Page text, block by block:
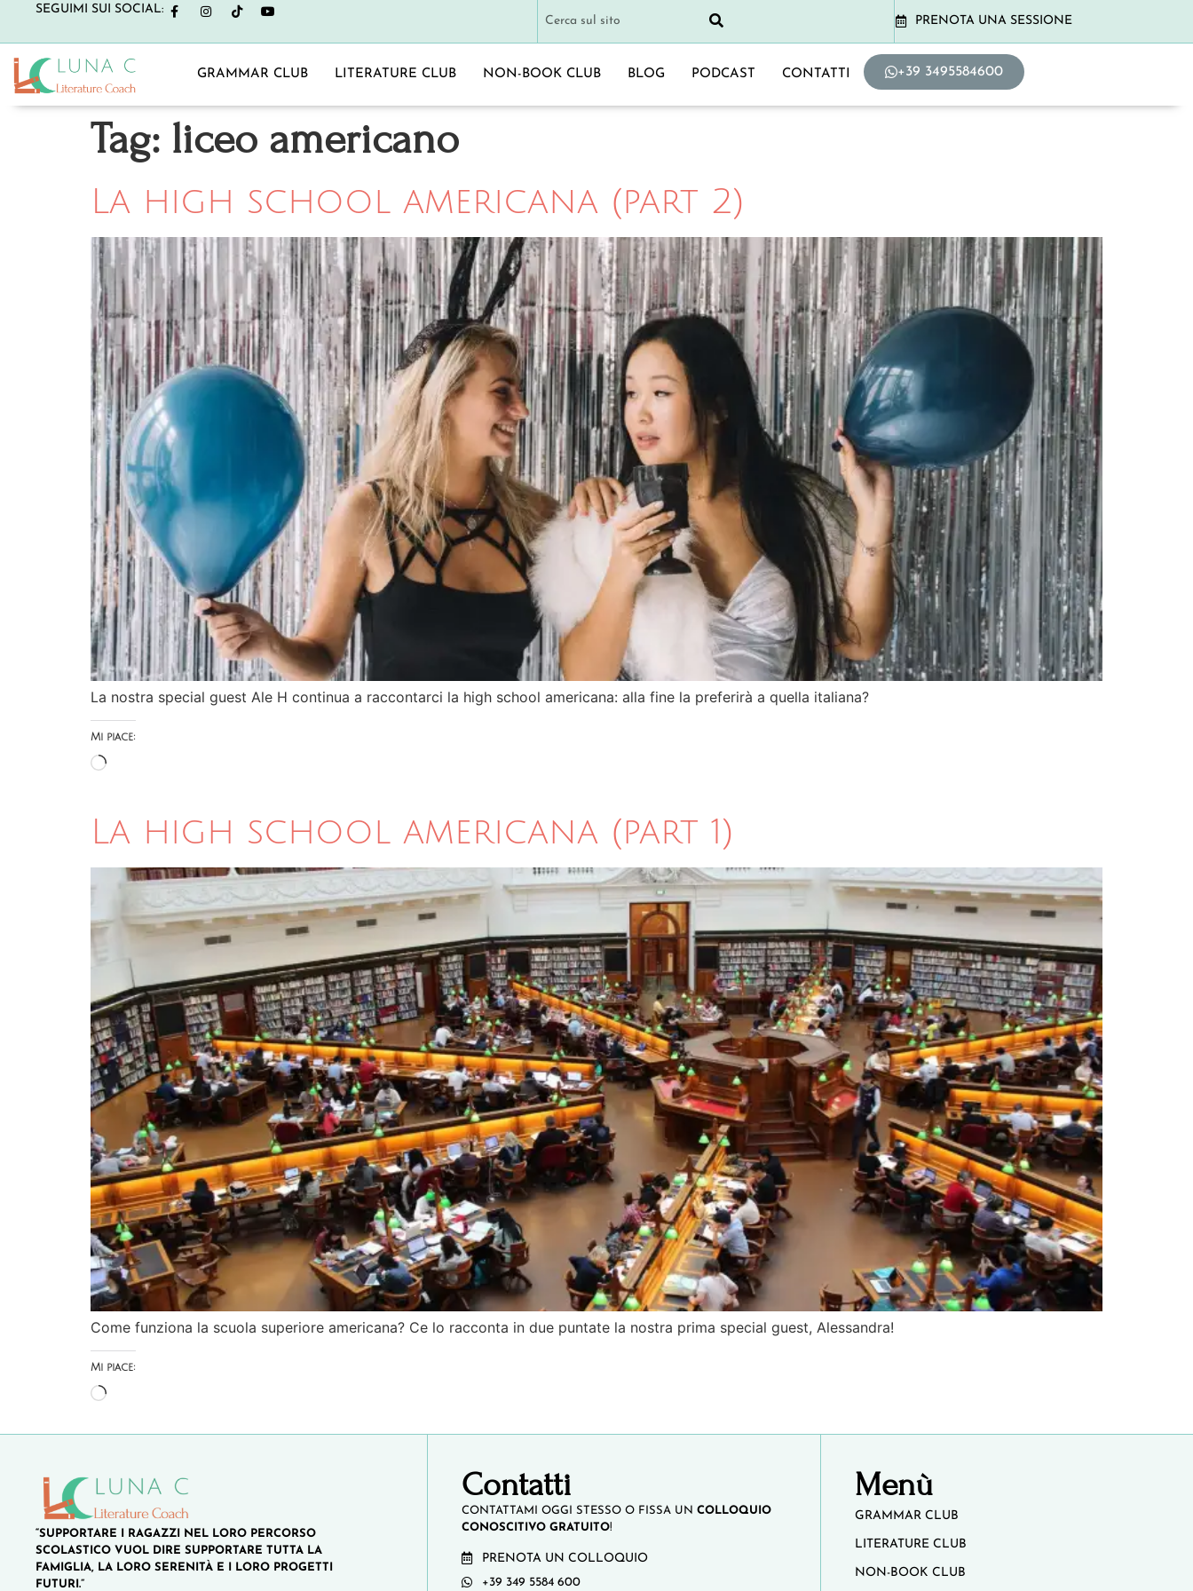
SEGUIMI SUI SOCIAL:
PRENOTA UNA SESSIONE
GRAMMAR CLUB LITERATURE CLUB NON-BOOK CLUB BLOG PODCAST CONTATTI +39 3495584600
Tag: liceo americano
La high school americana (part 2)
La nostra special guest Ale H continua a raccontarci la high school americana: alla fine la preferirà a quella italiana?
Mi piace:
La high school americana (part 1)
Come funziona la scuola superiore americana? Ce lo racconta in due puntate la nostra prima special guest, Alessandra!
Mi piace:
“SUPPORTARE I RAGAZZI NEL LORO PERCORSO
SCOLASTICO VUOL DIRE SUPPORTARE TUTTA LA
FAMIGLIA, LA LORO SERENITÀ E I LORO PROGETTI
FUTURI.”
Contatti
CONTATTAMI OGGI STESSO O FISSA UNCOLLOQUIO
CONOSCITIVO GRATUITO!
PRENOTA UN COLLOQUIO
+39 349 5584 600
Menù
GRAMMAR CLUB
LITERATURE CLUB
NON-BOOK CLUB